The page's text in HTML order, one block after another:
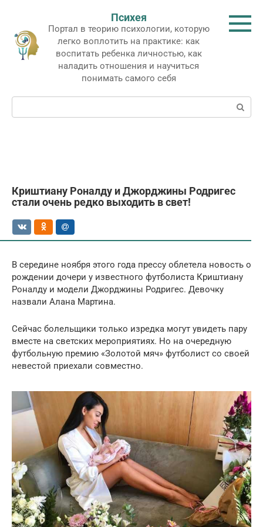
контенту
Психея
Портал в теорию психологии, которую
легко воплотить на практике: как
воспитать ребенка личностью, как
наладить отношения и научиться
понимать самого себя
Поиск:
Криштиану Роналду и Джорджины Родригес
стали очень редко выходить в свет!
В середине ноября этого года прессу облетела новость о
рождении дочери у известного футболиста Криштиану
Роналду и модели Джорджины Родригес. Девочку
назвали Алана Мартина.
Сейчас болельщики только изредка могут увидеть пару
вместе на светских мероприятиях. Но на очередную
футбольную премию «Золотой мяч» футболист со своей
невестой приехали совместно.